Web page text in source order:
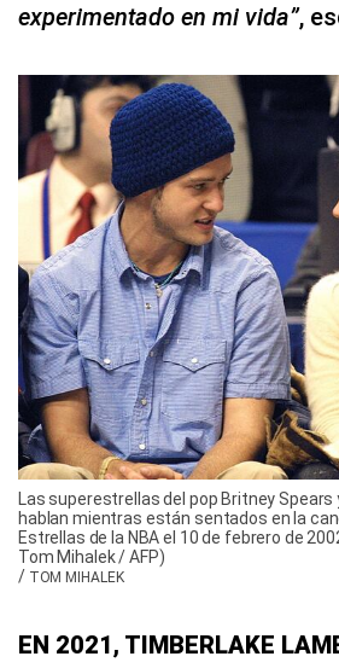
experimentado en mi vida”,
Las superestrellas del pop Britney
hablan mientras están sentados en la
Estrellas de la NBA el 10 de febrero de
Tom Mihalek / AFP)
/ TOM MIHALEK
EN 2021, TIMBERLAKE